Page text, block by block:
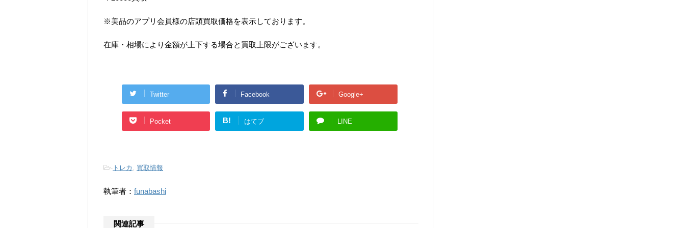
※美品のアプリ会員様の店頭買取価格を表示しております。
在庫・相場により金額が上下する場合と買取上限がございます。
Twitter Facebook Google+
Pocket B! はてブ LINE
- トレカ , 買取情報
執筆者： funabashi
関連記事